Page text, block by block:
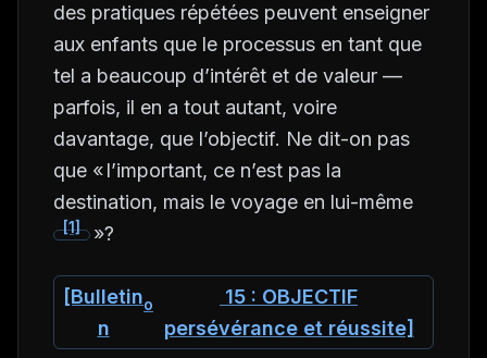
des pratiques répétées peuvent enseigner
aux enfants que le processus en tant que
tel a beaucoup d’intérêt et de valeur —
parfois, il en a tout autant, voire
davantage, que l’objectif. Ne dit-on pas
que « l’important, ce n’est pas la
destination, mais le voyage en lui-même
[1] »?
[Bulletin
n
o
15 : OBJECTIF
persévérance et réussite]